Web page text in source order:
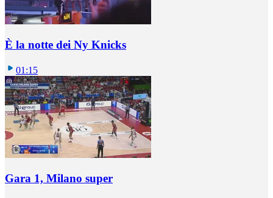
È la notte dei Ny Knicks
01:15
Gara 1, Milano super